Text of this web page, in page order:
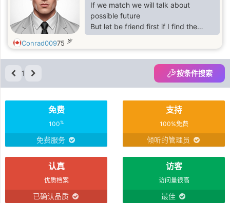
If we match we will talk about
possible future
But let be friend first if I find the
right woman I will go visit her
Conrad00975 岁
1 按条件搜索
免费
100%
免费服务
支持
100%免费
倾听的管理员
认真
优质档案
已确认品质
访客
访问量很高
最佳